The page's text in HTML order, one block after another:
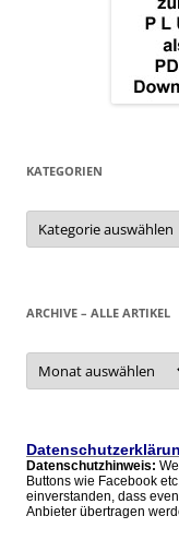
KATEGORIEN
Kategorien
ARCHIVE – ALLE ARTIKEL
Archive
alle
Datenschutzhinweis:
Buttons wie Facebook
einverstanden, dass
Anbieter übertragen